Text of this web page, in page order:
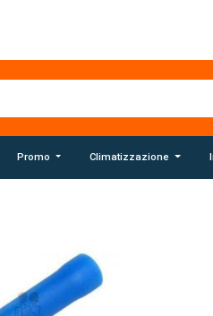
Promo Climatizzazione